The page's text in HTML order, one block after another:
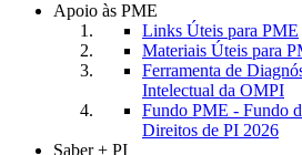
Apoio às PME
Links Úteis para PME
Materiais Úteis para
Ferramenta de
Intelectual da OMPI
Fundo PME - Fundo
Direitos de PI 2026
Saber + PI